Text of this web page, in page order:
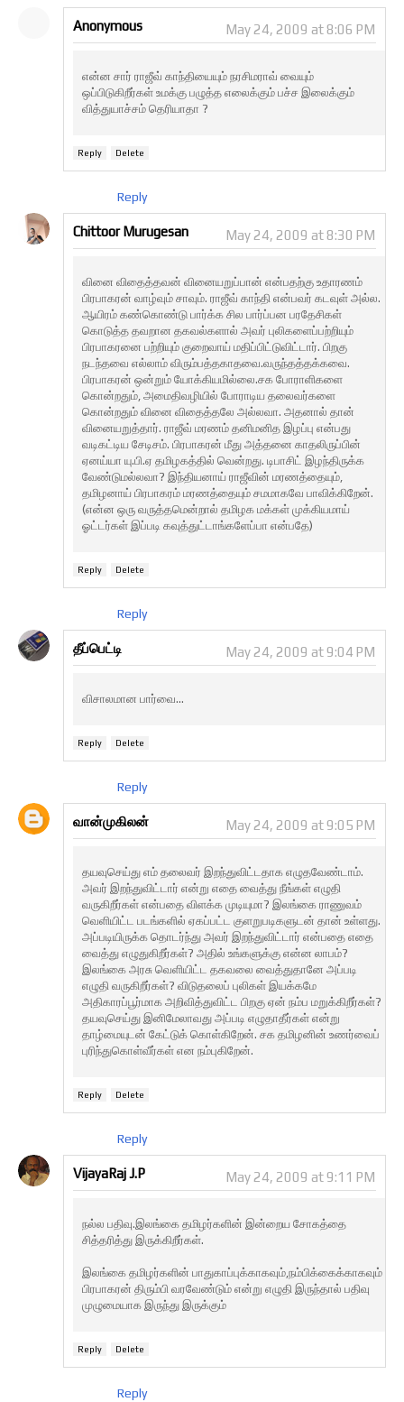
Anonymous May 24, 2009 at 8:06 PM
என்ன சார் ராஜீவ் காந்தியையும் நரசிமராவ் வையும்
ஒப்பிடுகிறீர்கள் உமக்கு பழுத்த எலைக்கும் பச்ச இலைக்கும்
வித்துயாச்சம் தெரியாதா ?
Reply Delete
Reply
Chittoor Murugesan May 24, 2009 at 8:30 PM
வினை விதைத்தவன் வினையறுப்பான் என்பதற்கு உதாரணம்
பிரபாகரன் வாழ்வும் சாவும். ராஜீவ் காந்தி என்பவர் கடவுள் அல்ல.
ஆயிரம் கண்கொண்டு பார்க்க சில பார்ப்பன பரதேசிகள்
கொடுத்த தவறான தகவல்களால் அவர் புலிகளைப்பற்றியும்
பிரபாகரனை பற்றியும் குறைவாய் மதிப்பிட்டுவிட்டார். பிறகு
நடந்தவை எல்லாம் விரும்பத்தகாதவை.வருந்தத்தக்கவை.
பிரபாகரன் ஒன்றும் யோக்கியமில்லை.சக போராளிகளை
கொன்றதும், அமைதிவழியில் போராடிய தலைவர்களை
கொன்றதும் வினை விதைத்தலே அல்லவா. அதனால் தான்
வினையறுத்தார். ராஜீவ் மரணம் தனிமனித இழப்பு என்பது
வடிகட்டிய சேடிசம். பிரபாகரன் மீது அத்தனை காதலிருப்பின்
ஏனய்யா யு.பி.ஏ தமிழகத்தில் வென்றது. டிபாசிட் இழந்திருக்க
வேண்டுமல்லவா? இந்தியனாய் ராஜீவின் மரணத்தையும்,
தமிழனாய் பிரபாகரம் மரணத்தையும் சமமாகவே பாவிக்கிறேன்.
(என்ன ஒரு வருத்தமென்றால் தமிழக மக்கள் முக்கியமாய்
ஓட்டர்கள் இப்படி கவுத்துட்டாங்களேப்பா என்பதே)
Reply Delete
Reply
தீப்பெட்டி May 24, 2009 at 9:04 PM
விசாலமான பார்வை...
Reply Delete
Reply
வான்முகிலன் May 24, 2009 at 9:05 PM
தயவுசெய்து எம் தலைவர் இறந்துவிட்டதாக எழுதவேண்டாம்.
அவர் இறந்துவிட்டார் என்று எதை வைத்து நீங்கள் எழுதி
வருகிறீர்கள் என்பதை விளக்க முடியுமா? இலங்கை ராணுவம்
வெளியிட்ட படங்களில் ஏகப்பட்ட குளறுபடிகளுடன் தான் உள்ளது.
அப்படியிருக்க தொடர்ந்து அவர் இறந்துவிட்டார் என்பதை எதை
வைத்து எழுதுகிறீர்கள்? அதில் உங்களுக்கு என்ன லாபம்?
இலங்கை அரசு வெளியிட்ட தகவலை வைத்துதானே அப்படி
எழுதி வருகிறீர்கள்? விடுதலைப் புலிகள் இயக்கமே
அதிகாரப்பூர்மாக அறிவித்துவிட்ட பிறகு ஏன் நம்ப மறுக்கிறீர்கள்?
தயவுசெய்து இனிமேலாவது அப்படி எழுதாதீர்கள் என்று
தாழ்மையுடன் கேட்டுக் கொள்கிறேன். சக தமிழனின் உணர்வைப்
புரிந்துகொள்வீர்கள் என நம்புகிறேன்.
Reply Delete
Reply
VijayaRaj J.P May 24, 2009 at 9:11 PM
நல்ல பதிவு.இலங்கை தமிழர்களின் இன்றைய சோகத்தை
சித்தரித்து இருக்கிறீர்கள்.
இலங்கை தமிழர்களின் பாதுகாப்புக்காகவும்,நம்பிக்கைக்காகவும்
பிரபாகரன் திரும்பி வரவேண்டும் என்று எழுதி இருந்தால் பதிவு
முழுமையாக இருந்து இருக்கும்
Reply Delete
Reply